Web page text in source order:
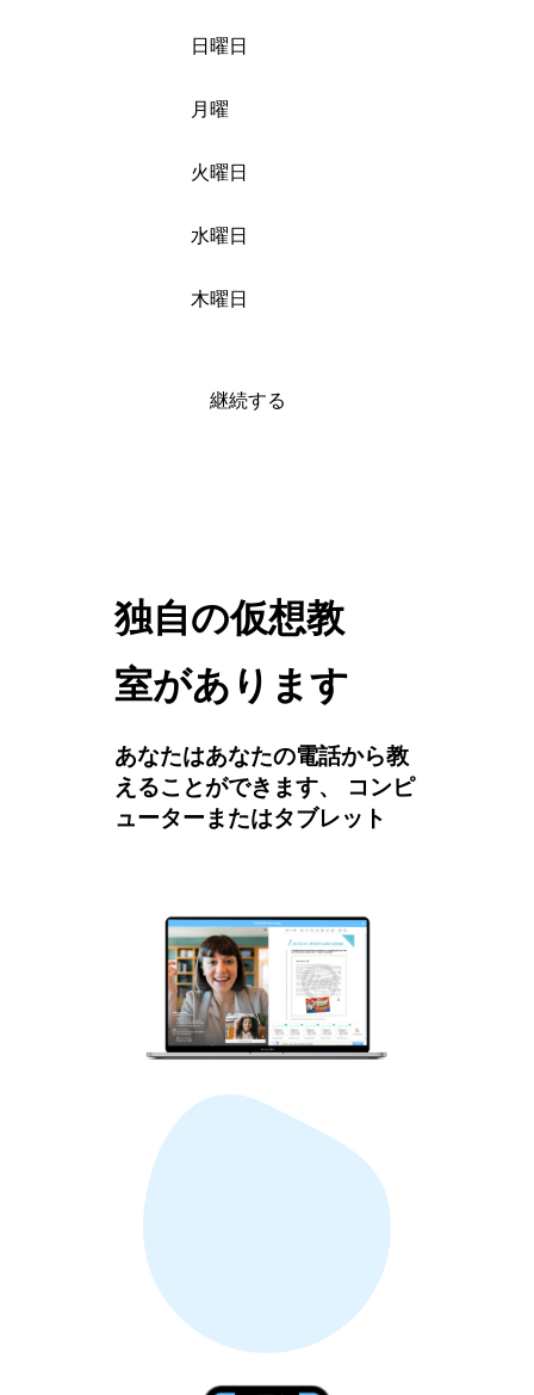
日曜日
月曜
火曜日
水曜日
木曜日
継続する
独自の仮想教
室があります
あなたはあなたの電話から教
えることができます、 コンピ
ューターまたはタブレット